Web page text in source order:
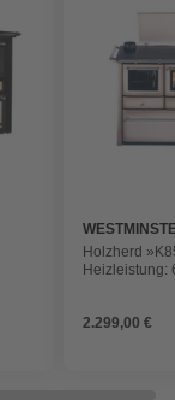
Holzherd
Heizleistung:
2.299,00 €